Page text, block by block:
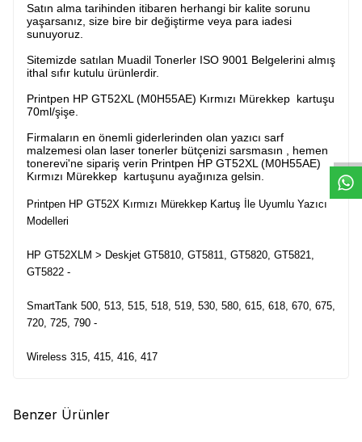
Satın alma tarihinden itibaren herhangi bir kalite sorunu
yaşarsanız, size bire bir değiştirme veya para iadesi
sunuyoruz.
Sitemizde satılan Muadil Tonerler ISO 9001 Belgelerini almış
ithal sıfır kutulu ürünlerdir.
Printpen HP GT52XL (M0H55AE) Kırmızı Mürekkep kartuşu
70ml/şişe.
Firmaların en önemli giderlerinden olan yazıcı sarf
malzemesi olan laser tonerler bütçenizi sarsmasın , hemen
tonerevi'ne sipariş verin Printpen HP GT52XL (M0H55AE)
Kırmızı Mürekkep kartuşunu ayağınıza gelsin.
Printpen HP GT52X Kırmızı Mürekkep Kartuş İle Uyumlu Yazıcı
Modelleri
HP GT52XLM > Deskjet GT5810, GT5811, GT5820, GT5821,
GT5822 -
SmartTank 500, 513, 515, 518, 519, 530, 580, 615, 618, 670, 675,
720, 725, 790 -
Wireless 315, 415, 416, 417
Benzer Ürünler